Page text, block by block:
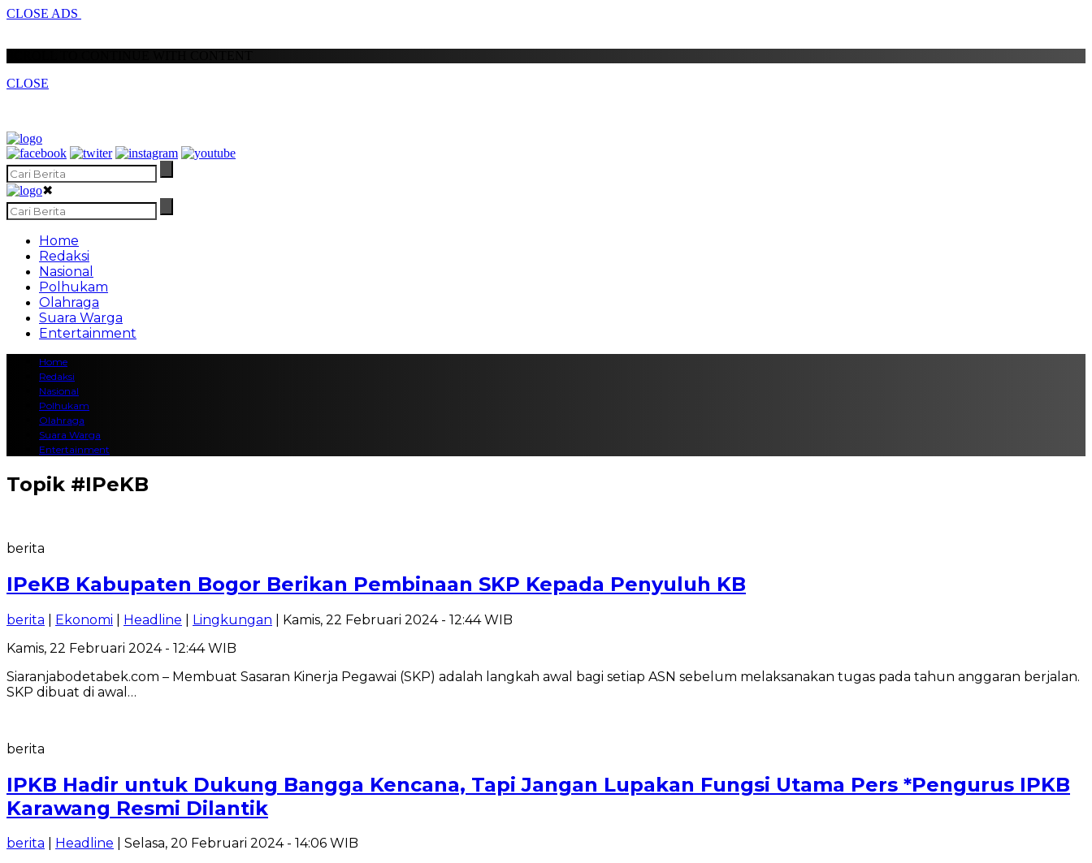
CLOSE ADS
CLOSE
✖
Home
Redaksi
Nasional
Polhukam
Olahraga
Suara Warga
Entertainment
Home
Redaksi
Nasional
Polhukam
Olahraga
Suara Warga
Entertainment
Topik #IPeKB
berita
IPeKB Kabupaten Bogor Berikan Pembinaan SKP Kepada Penyuluh KB
berita Ekonomi Headline Lingkungan | Kamis, 22 Februari 2024 - 12:44 WIB
Kamis, 22 Februari 2024 - 12:44 WIB
Siaranjabodetabek.com – Membuat Sasaran Kinerja Pegawai (SKP) adalah langkah awal bagi setiap ASN sebelum melaksanakan tugas pada tahun anggaran berjalan.
SKP dibuat di awal…
berita
IPKB Hadir untuk Dukung Bangga Kencana, Tapi Jangan Lupakan Fungsi Utama Pers *Pengurus IPKB
Karawang Resmi Dilantik
berita Headline | Selasa, 20 Februari 2024 - 14:06 WIB